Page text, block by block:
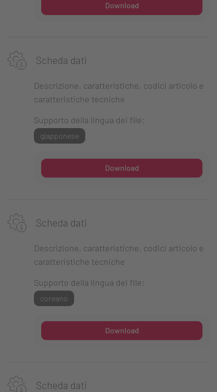
Download
Scheda dati
Descrizione, caratteristiche, codici articolo e
caratteristiche tecniche
Supporto della lingua dei file:
giapponese
Download
Scheda dati
Descrizione, caratteristiche, codici articolo e
caratteristiche tecniche
Supporto della lingua dei file:
coreano
Download
Scheda dati